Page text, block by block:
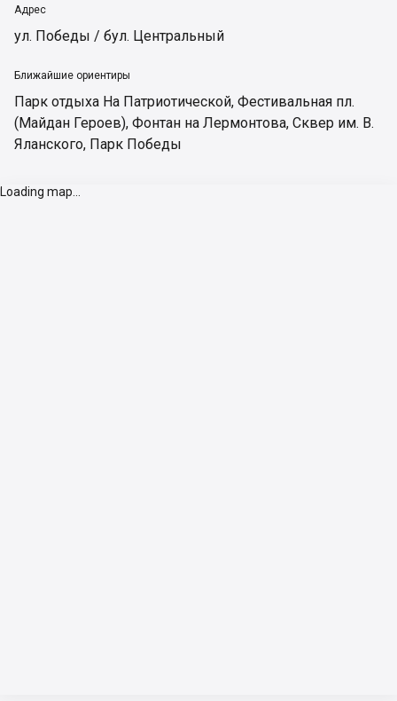
Адрес
ул. Победы / бул. Центральный
Ближайшие ориентиры
Парк отдыха На Патриотической, Фестивальная пл.
(Майдан Героев), Фонтан на Лермонтова, Сквер им. В.
Яланского, Парк Победы
Loading map...